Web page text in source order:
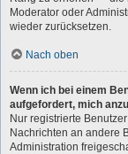
Moderator oder
wieder zurücksetzen.
Nach oben
Wenn ich bei einem
aufgefordert, mich
Nur registrierte
Nachrichten an andere
Administration